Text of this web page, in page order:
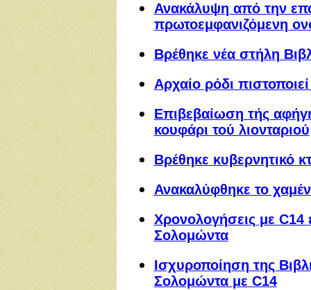
Ανακάλυψη από την
πρωτοεμφανιζόμενη
Βρέθηκε νέα στήλη
Αρχαίο ρόδι
Επιβεβαίωση τής
κουφάρι τού λιονταριού
Βρέθηκε κυβερνητικό
Ανακαλύφθηκε το
Χρονολογήσεις με C14
Σολομώντα
Ισχυροποίηση της
Σολομώντα με C14